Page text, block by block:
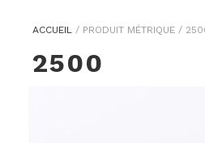
ACCUEIL / PRODUIT MÉTRIQUE /
2500